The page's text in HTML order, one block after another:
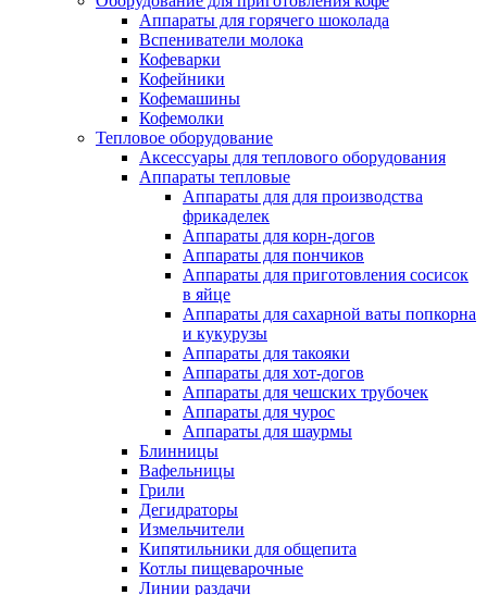
Аппараты для горячего шоколада
Вспениватели молока
Кофеварки
Кофейники
Кофемашины
Кофемолки
Тепловое оборудование
Аксессуары для теплового оборудования
Аппараты тепловые
Аппараты для для производства
фрикаделек
Аппараты для корн-догов
Аппараты для пончиков
Аппараты для приготовления сосисок
в яйце
Аппараты для сахарной ваты попкорна
и кукурузы
Аппараты для такояки
Аппараты для хот-догов
Аппараты для чешских трубочек
Аппараты для чурос
Аппараты для шаурмы
Блинницы
Вафельницы
Грили
Дегидраторы
Измельчители
Кипятильники для общепита
Котлы пищеварочные
Линии раздачи